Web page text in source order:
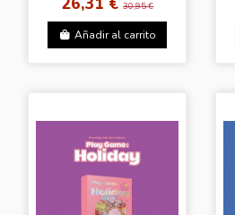
30,95 €
Añadir al carrito